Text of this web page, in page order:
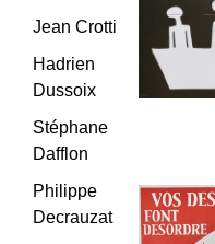
Jean Crotti
Hadrien
Dussoix
Stéphane
Dafflon
Philippe
Decrauzat